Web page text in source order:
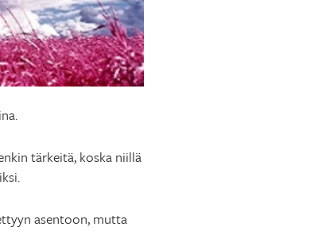
tärkeitä, koska niillä
asentoon, mutta